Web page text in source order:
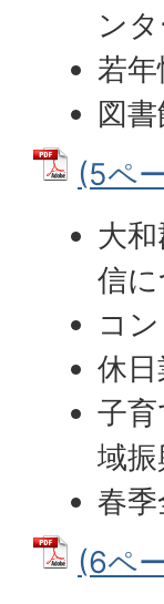
ン
若
図
(5ペ
大
信
コ
休
子
域
春
(6ペ